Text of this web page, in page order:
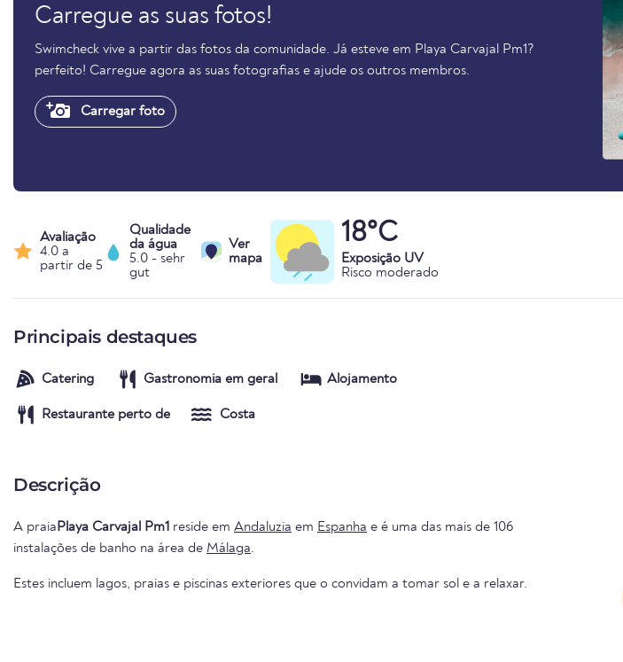
Carregue as suas fotos!
Swimcheck vive a partir das fotos da comunidade. Já esteve em Playa Carvajal Pm1?
perfeito! Carregue agora as suas fotografias e ajude os outros membros.
Carregar foto
Avaliação
4.0 a
partir de 5
Qualidade
da água
5.0 - sehr
gut
Ver
mapa
18°C
Exposição UV
Risco moderado
Principais destaques
Catering Gastronomia em geral Alojamento
Restaurante perto de Costa
Descrição
A praia Playa Carvajal Pm1 reside em Andaluzia em Espanha e é uma das mais de 106
instalações de banho na área de Málaga.
Estes incluem lagos, praias e piscinas exteriores que o convidam a tomar sol e a relaxar.